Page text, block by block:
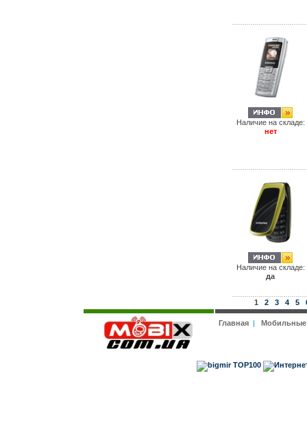
Наличие на складе:
нет
Наличие на складе:
да
1 2 3 4 5
Главная|